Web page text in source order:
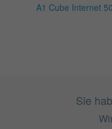
A1 Cube Internet 50
Sie